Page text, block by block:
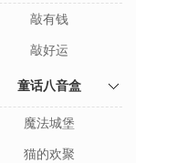
敲有钱
敲好运
童话八音盒
魔法城堡
猫的欢聚